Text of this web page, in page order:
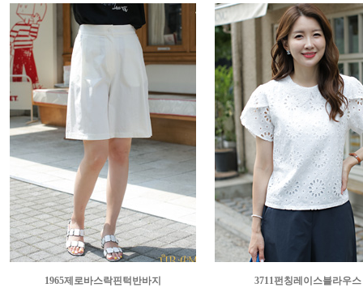
1965제로바스락핀턱반바지
3711펀칭레이스블라우스